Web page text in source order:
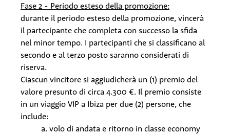
Fase 2 - Periodo esteso della promozione:
durante il periodo esteso della promozione, vincerà
il partecipante che completa con successo la sfida
nel minor tempo. I partecipanti che si classificano al
secondo e al terzo posto saranno considerati di
riserva.
Ciascun vincitore si aggiudicherà un (1) premio del
valore presunto di circa 4.300 €. Il premio consiste
in un viaggio VIP a Ibiza per due (2) persone, che
include:
a. volo di andata e ritorno in classe economy